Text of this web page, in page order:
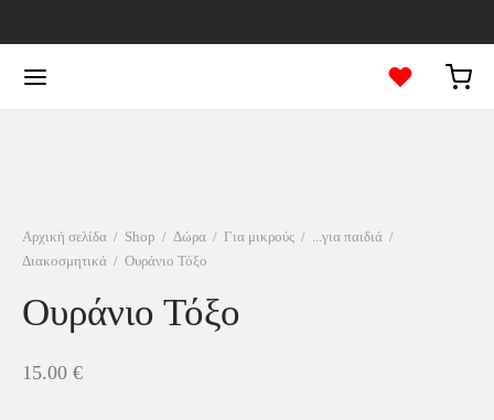
Αρχική σελίδα / Shop / Δώρα / Για μικρούς / ...για παιδιά /
Διακοσμητικά / Ουράνιο Τόξο
Ουράνιο Τόξο
15.00 €